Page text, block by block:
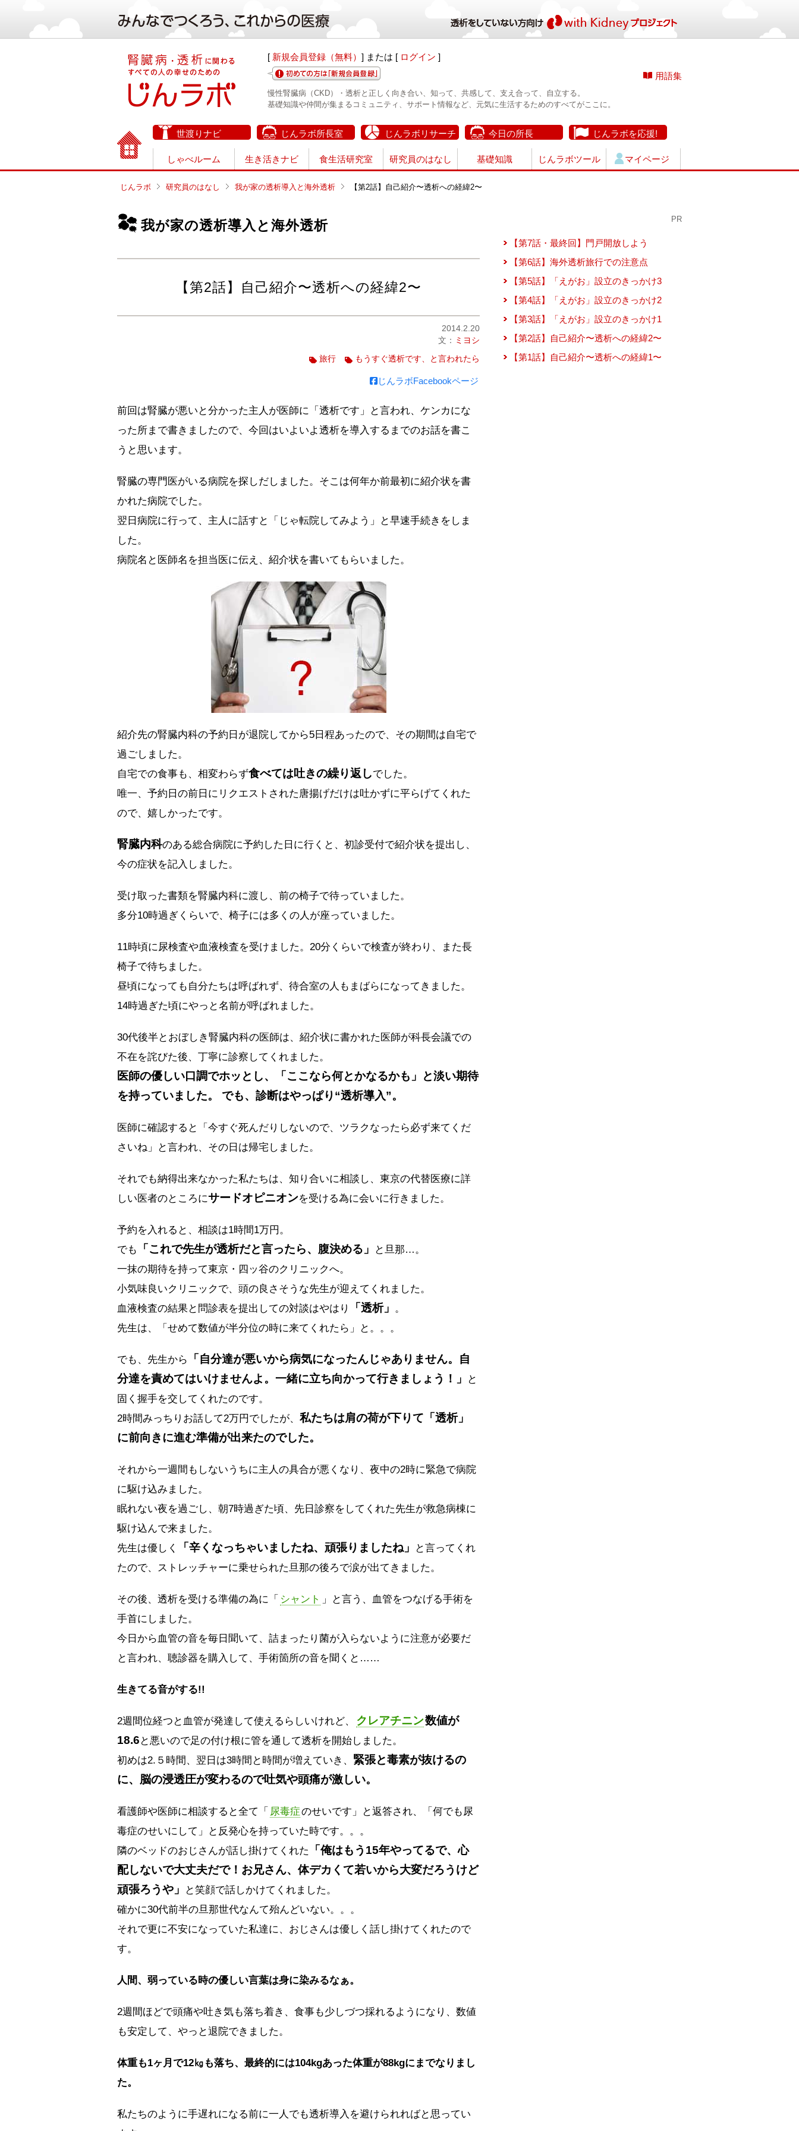
[ 新規会員登録（無料） ] または [ ログイン ]
用語集
慢性腎臓病（CKD）・透析と正しく向き合い、知って、共感して、支え合って、自立する。
基礎知識や仲間が集まるコミュニティ、サポート情報など、元気に生活するためのすべてがここに。
世渡りナビ じんラボ所長室 じんラボリサーチ 今日の所長 じんラボを応援!
しゃべルーム 生き活きナビ 食生活研究室 研究員のはなし 基礎知識 じんラボツール マイページ
じんラボ 研究員のはなし 我が家の透析導入と海外透析 【第2話】自己紹介〜透析への経緯2〜
我が家の透析導入と海外透析
【第2話】自己紹介〜透析への経緯2〜
2014.2.20
文： ミヨシ
旅行 もうすぐ透析です、と言われたら
じんラボFacebookページ
前回は腎臓が悪いと分かった主人が医師に「透析です」と言われ、ケンカにな
った所まで書きましたので、今回はいよいよ透析を導入するまでのお話を書こ
うと思います。
腎臓の専門医がいる病院を探しだしました。そこは何年か前最初に紹介状を書
かれた病院でした。
翌日病院に行って、主人に話すと「じゃ転院してみよう」と早速手続きをしま
した。
病院名と医師名を担当医に伝え、紹介状を書いてもらいました。
紹介先の腎臓内科の予約日が退院してから5日程あったので、その期間は自宅で
過ごしました。
自宅での食事も、相変わらず食べては吐きの繰り返しでした。
唯一、予約日の前日にリクエストされた唐揚げだけは吐かずに平らげてくれた
ので、嬉しかったです。
腎臓内科のある総合病院に予約した日に行くと、初診受付で紹介状を提出し、
今の症状を記入しました。
受け取った書類を腎臓内科に渡し、前の椅子で待っていました。
多分10時過ぎくらいで、椅子には多くの人が座っていました。
11時頃に尿検査や血液検査を受けました。20分くらいで検査が終わり、また長
椅子で待ちました。
昼頃になっても自分たちは呼ばれず、待合室の人もまばらになってきました。
14時過ぎた頃にやっと名前が呼ばれました。
30代後半とおぼしき腎臓内科の医師は、紹介状に書かれた医師が科長会議での
不在を詫びた後、丁寧に診察してくれました。
医師の優しい口調でホッとし、「ここなら何とかなるかも」と淡い期待
を持っていました。 でも、診断はやっぱり“透析導入”。
医師に確認すると「今すぐ死んだりしないので、ツラクなったら必ず来てくだ
さいね」と言われ、その日は帰宅しました。
それでも納得出来なかった私たちは、知り合いに相談し、東京の代替医療に詳
しい医者のところにサードオピニオンを受ける為に会いに行きました。
予約を入れると、相談は1時間1万円。
でも
「これで先生が透析だと言ったら、腹決める」
と旦那…。
一抹の期待を持って東京・四ッ谷のクリニックへ。
小気味良いクリニックで、頭の良さそうな先生が迎えてくれました。
血液検査の結果と問診表を提出しての対談はやはり
「透析」 。
先生は、「せめて数値が半分位の時に来てくれたら」と。。。
でも、先生から
「自分達が悪いから病気になったんじゃありません。自
分達を責めてはいけませんよ。一緒に立ち向かって行きましょう！」
と
固く握手を交してくれたのです。
2時間みっちりお話して2万円でしたが、 私たちは肩の荷が下りて「透析」
に前向きに進む準備が出来たのでした。
それから一週間もしないうちに主人の具合が悪くなり、夜中の2時に緊急で病院
に駆け込みました。
眠れない夜を過ごし、朝7時過ぎた頃、先日診察をしてくれた先生が救急病棟に
駆け込んで来ました。
先生は優しく
「辛くなっちゃいましたね、頑張りましたね」
と言ってくれ
たので、ストレッチャーに乗せられた旦那の後ろで涙が出てきました。
その後、透析を受ける準備の為に「 シャント
」と言う、血管をつなげる手術を
手首にしました。
今日から血管の音を毎日聞いて、詰まったり菌が入らないように注意が必要だ
と言われ、聴診器を購入して、手術箇所の音を聞くと……
生きてる音がする!!
2週間位経つと血管が発達して使えるらしいけれど、 クレアチニン数値が
18.6 と悪いので足の付け根に管を通して透析を開始しました。
初めは2.５時間、翌日は3時間と時間が増えていき、 緊張と毒素が抜けるの
に、脳の浸透圧が変わるので吐気や頭痛が激しい。
看護師や医師に相談すると全て「 尿毒症のせいです」と返答され、「何でも尿
毒症のせいにして」と反発心を持っていた時です。。。
隣のベッドのおじさんが話し掛けてくれた
「俺はもう15年やってるで、心
配しないで大丈夫だで！お兄さん、体デカくて若いから大変だろうけど
頑張ろうや」
と笑顔で話しかけてくれました。
確かに30代前半の旦那世代なんて殆んどいない。。。
それで更に不安になっていた私達に、おじさんは優しく話し掛けてくれたので
す。
人間、弱っている時の優しい言葉は身に染みるなぁ。
2週間ほどで頭痛や吐き気も落ち着き、食事も少しづつ採れるようになり、数値
も安定して、やっと退院できました。
体重も1ヶ月で12㎏も落ち、最終的には104kgあった体重が88kgにまでなりまし
た。
私たちのように手遅れになる前に一人でも透析導入を避けられればと思ってい
PR
【第7話・最終回】門戸開放しよう
【第6話】海外透析旅行での注意点
【第5話】「えがお」設立のきっかけ3
【第4話】「えがお」設立のきっかけ2
【第3話】「えがお」設立のきっかけ1
【第2話】自己紹介〜透析への経緯2〜
【第1話】自己紹介〜透析への経緯1〜